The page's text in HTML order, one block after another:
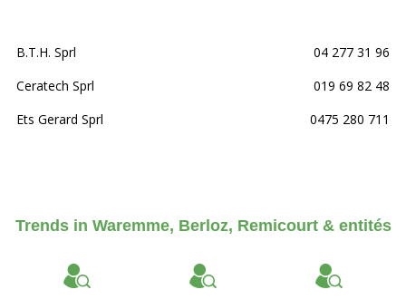
B.T.H. Sprl
04 277 31 96
Ceratech Sprl
019 69 82 48
Ets Gerard Sprl
0475 280 711
Trends in Waremme, Berloz, Remicourt & entités